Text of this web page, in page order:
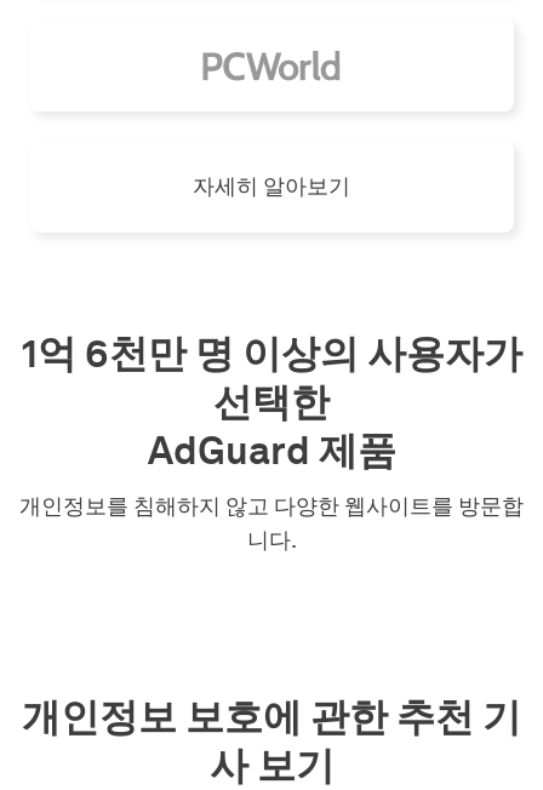
자세히 알아보기
1억 6천만 명 이상의 사용자가
선택한
AdGuard 제품
개인정보를 침해하지 않고 다양한 웹사이트를 방문합
니다.
개인정보 보호에 관한 추천 기
사 보기